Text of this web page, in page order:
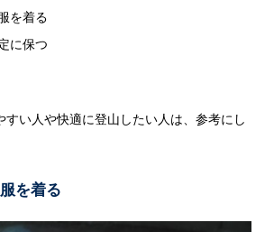
を着る
に保つ
すい人や快適に登山したい人は、参考にし
を着る